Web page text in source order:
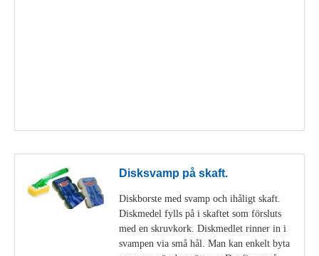
Disksvamp på skaft.
Diskborste med svamp och ihåligt skaft.
Diskmedel fylls på i skaftet som försluts
med en skruvkork. Diskmedlet rinner in i
svampen via små hål. Man kan enkelt byta